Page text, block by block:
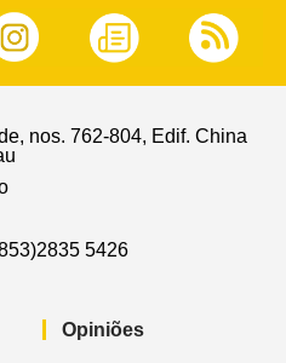
nos. 762-804, Edif. China
5426
Opiniões